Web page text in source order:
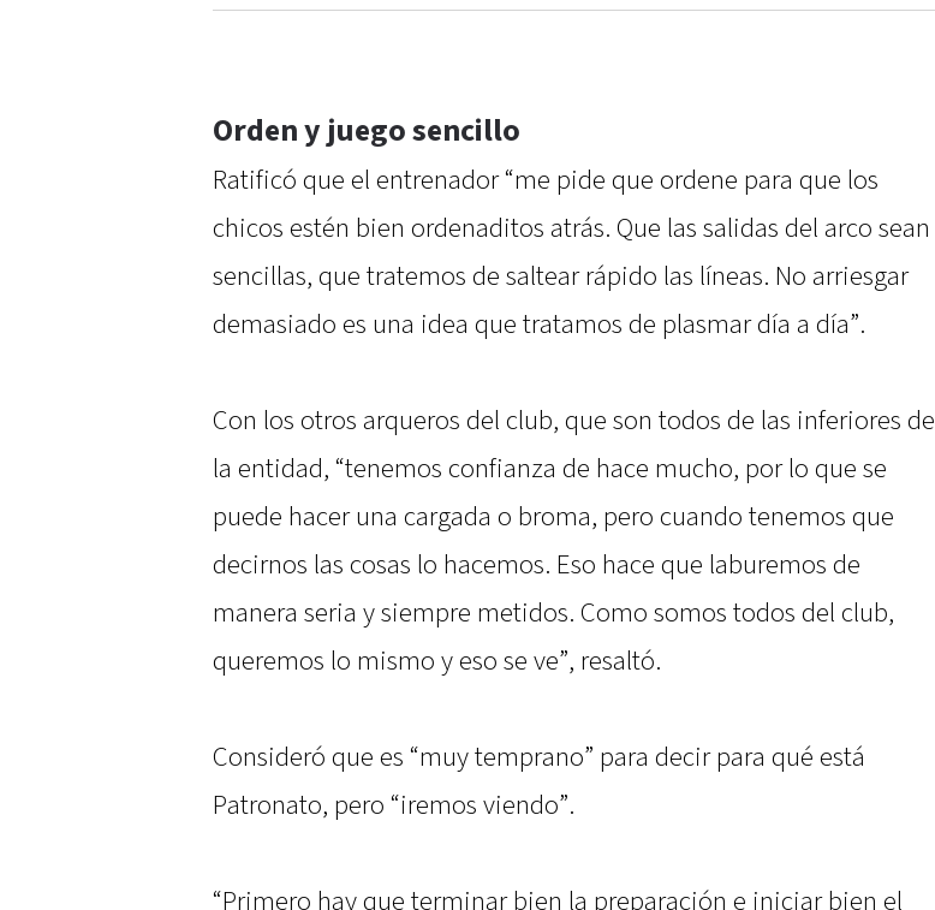
Orden y juego sencillo
Ratificó que el entrenador “me pide que ordene para que los
chicos estén bien ordenaditos atrás. Que las salidas del arco sean
sencillas, que tratemos de saltear rápido las líneas. No arriesgar
demasiado es una idea que tratamos de plasmar día a día”.
Con los otros arqueros del club, que son todos de las inferiores de
la entidad, “tenemos confianza de hace mucho, por lo que se
puede hacer una cargada o broma, pero cuando tenemos que
decirnos las cosas lo hacemos. Eso hace que laburemos de
manera seria y siempre metidos. Como somos todos del club,
queremos lo mismo y eso se ve”, resaltó.
Consideró que es “muy temprano” para decir para qué está
Patronato, pero “iremos viendo”.
“Primero hay que terminar bien la preparación e iniciar bien el